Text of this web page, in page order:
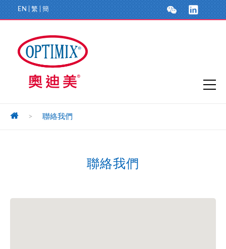
EN 繁 簡
> 聯絡我們
聯絡我們